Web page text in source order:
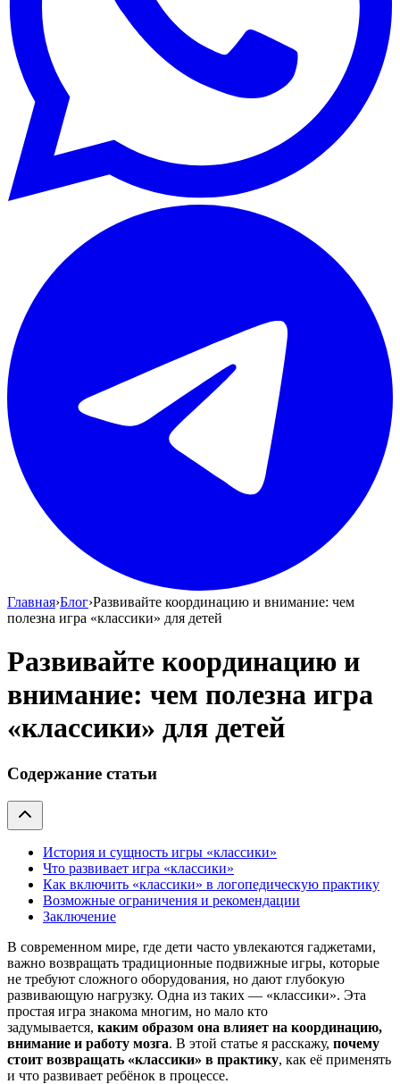
Главная›Блог›Развивайте координацию и внимание: чем
полезна игра «классики» для детей
Развивайте координацию и
внимание: чем полезна игра
«классики» для детей
Содержание статьи
История и сущность игры «классики»
Что развивает игра «классики»
Как включить «классики» в логопедическую практику
Возможные ограничения и рекомендации
Заключение
В современном мире, где дети часто увлекаются гаджетами,
важно возвращать традиционные подвижные игры, которые
не требуют сложного оборудования, но дают глубокую
развивающую нагрузку. Одна из таких — «классики». Эта
простая игра знакома многим, но мало кто
задумывается, каким образом она влияет на координацию,
внимание и работу мозга. В этой статье я расскажу, почему
стоит возвращать «классики» в практику, как её применять
и что развивает ребёнок в процессе.